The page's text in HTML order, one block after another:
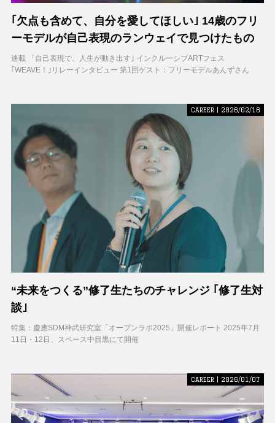
｢欠点も含めて、自分を愛してほしい｣ 14歳のフリ
ーモデルが自己表現のランウェイで見つけたもの
連載 「自己表現で、人生が動き出す｣ インクルーシブARTフェス
｢WEAVE！｣リレーインタビュー 第1回ゲスト：フリーモデルあんずさん
CAREER | 2026/02/16
“未来をつくる”修了生たちのチャレンジ ｢修了生対
談｣
特集：慶應SDM神武研究室「オープンラボ2025」開催レポート 2025年7月
11日・12日、スペース中目黒にて開催
CAREER | 2026/01/07